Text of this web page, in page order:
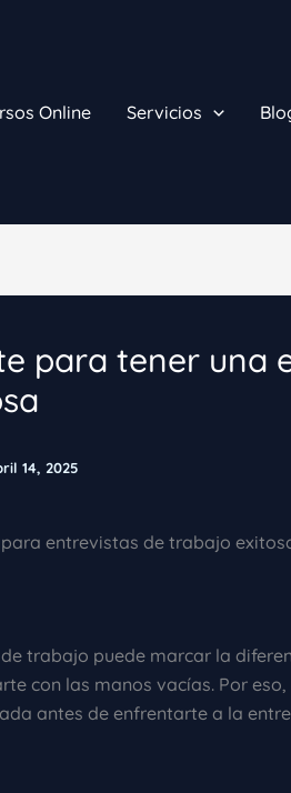
Online Servicios
para tener una
14, 2025
entrevistas de trabajo
trabajo puede marcar la
con las manos vacías. Por
antes de enfrentarte a la